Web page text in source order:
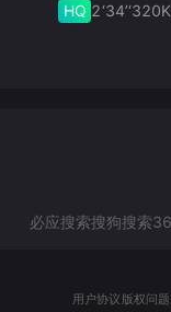
HQ 2‘34’‘320
必应搜索搜狗搜索
用户协议 版权问题